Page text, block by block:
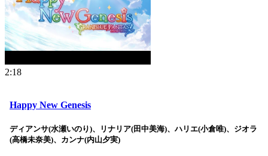
2:18
Happy New Genesis
ディアンサ(水瀬いのり)、リナリア(田中美海)、ハリエ(小倉唯)、ジオラ
(高橋未奈美)、カンナ(内山夕実)